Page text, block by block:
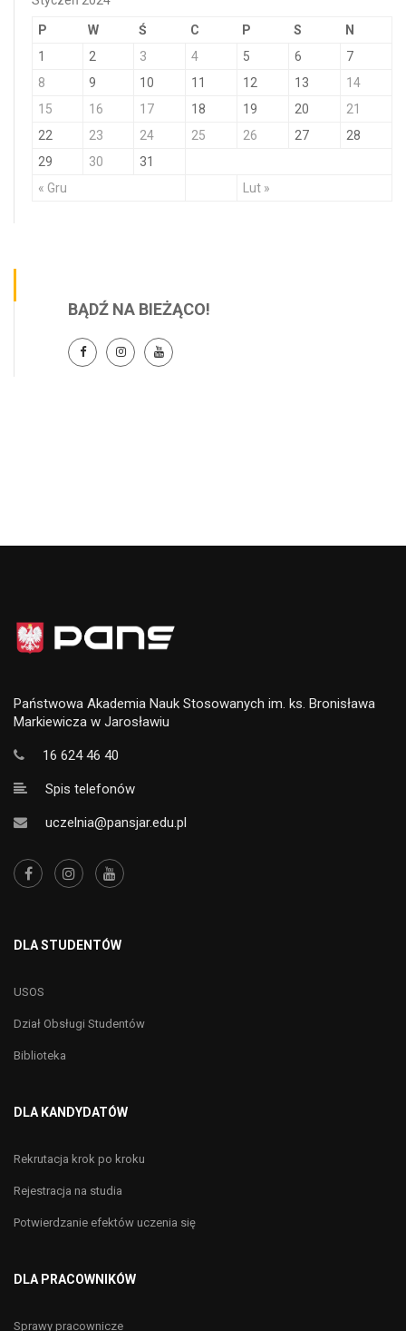
P W Ś C P S N
« Gru Lut »
1 2 3 4 5 6
7
8
9 10 11 12 13
14
15
16 17 18 19 20
21
22
23 24 25 26 27
28
29
30 31
BĄDŹ NA BIEŻĄCO!
Państwowa Akademia Nauk Stosowanych im. ks. Bronisława
Markiewicza w Jarosławiu
16 624 46 40
Spis telefonów
uczelnia@pansjar.edu.pl
DLA STUDENTÓW
USOS
Dział Obsługi Studentów
Biblioteka
DLA KANDYDATÓW
Rekrutacja krok po kroku
Rejestracja na studia
Potwierdzanie efektów uczenia się
DLA PRACOWNIKÓW
Sprawy pracownicze